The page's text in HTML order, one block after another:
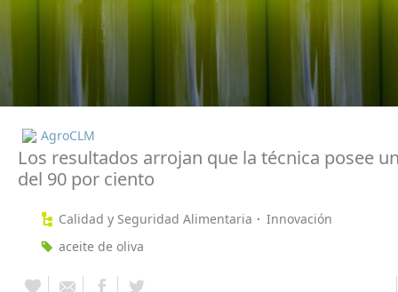
AgroCLM
Los resultados arrojan que la técnica posee
del 90 por ciento
Calidad y Seguridad Alimentaria
Innovación
aceite de oliva